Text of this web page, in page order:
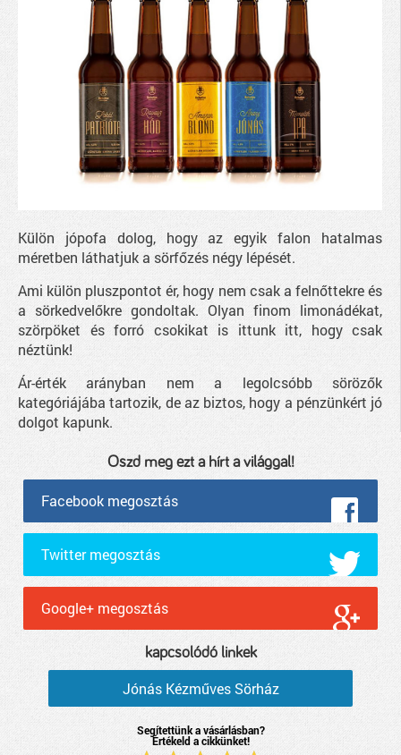
Külön jópofa dolog, hogy az egyik falon hatalmas
méretben láthatjuk a sörfőzés négy lépését.
Ami külön pluszpontot ér, hogy nem csak a felnőttekre és
a sörkedvelőkre gondoltak. Olyan finom limonádékat,
szörpöket és forró csokikat is ittunk itt, hogy csak
néztünk!
Ár-érték arányban nem a legolcsóbb sörözők
kategóriájába tartozik, de az biztos, hogy a pénzünkért jó
dolgot kapunk.
Oszd meg ezt a hírt a világgal!
Facebook megosztás
Twitter megosztás
Google+ megosztás
kapcsolódó linkek
Jónás Kézműves Sörház
Segítettünk a vásárlásban?
Értékeld a cikkünket!